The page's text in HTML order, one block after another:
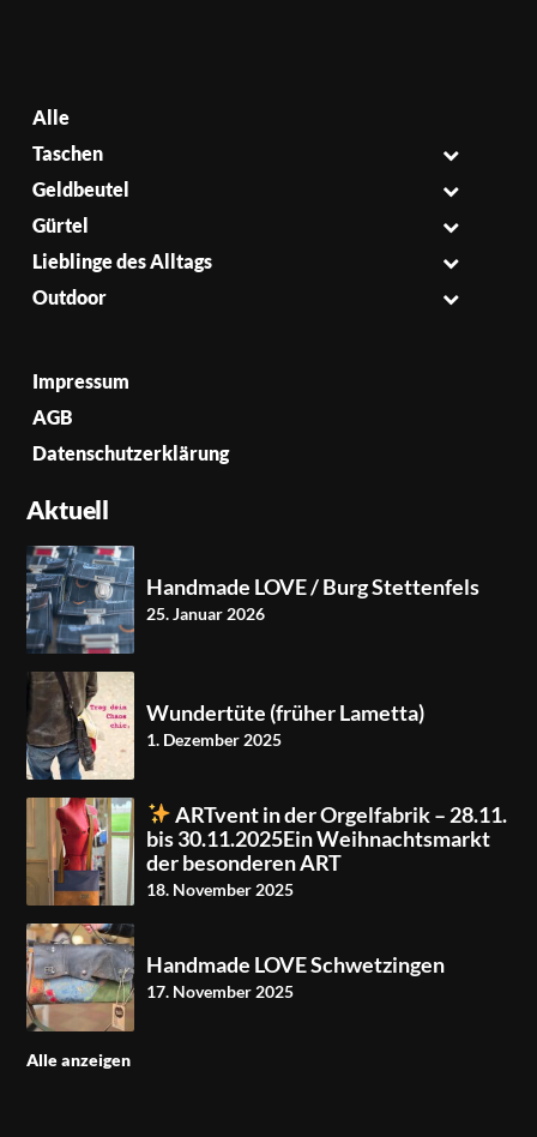
Alle
Taschen
Geldbeutel
Gürtel
Lieblinge des Alltags
Outdoor
Impressum
AGB
Datenschutzerklärung
Aktuell
Handmade LOVE / Burg Stettenfels
25. Januar 2026
Wundertüte (früher Lametta)
1. Dezember 2025
ARTvent in der Orgelfabrik – 28.11.
bis 30.11.2025Ein Weihnachtsmarkt
der besonderen ART
18. November 2025
Handmade LOVE Schwetzingen
17. November 2025
Alle anzeigen